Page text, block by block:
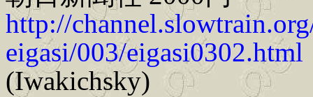
http://
eigasi/003/eigasi0302.html
(Iwakichsky)